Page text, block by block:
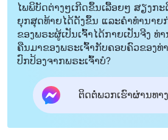
ໄພພິບັດຕ່າງໆເກີດຂຶ້ນເລື້ອຍໆ ສຽງກ
ຍຸກສຸດທ້າຍໄດ້ດັງຂຶ້ນ ແລະຄໍາທໍານາຍ
ຂອງພຣະຜູ້ເປັນເຈົ້າໄດ້ກາຍເປັນຈີງ
ຄືນມາຂອງພຣະເຈົ້າກັບຄອບຄົວຂອງທ່
ປົກປ້ອງຈາກພຣະເຈົ້າບໍ?
ຕິດຕໍ່ພວກເຮົາຜ່ານທາ